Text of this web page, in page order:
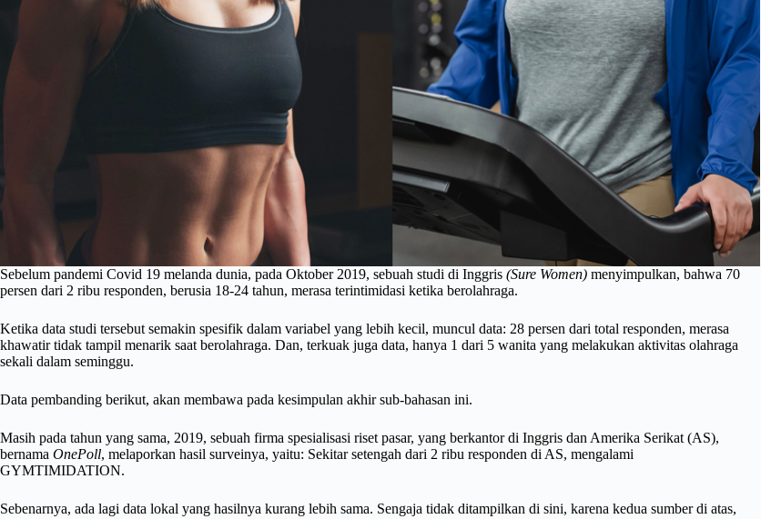
Sebelum pandemi Covid 19 melanda dunia, pada Oktober 2019, sebuah studi di Inggris (Sure Women) menyimpulkan, bahwa 70
persen dari 2 ribu responden, berusia 18-24 tahun, merasa terintimidasi ketika berolahraga.
Ketika data studi tersebut semakin spesifik dalam variabel yang lebih kecil, muncul data: 28 persen dari total responden, merasa
khawatir tidak tampil menarik saat berolahraga. Dan, terkuak juga data, hanya 1 dari 5 wanita yang melakukan aktivitas olahraga
sekali dalam seminggu.
Data pembanding berikut, akan membawa pada kesimpulan akhir sub-bahasan ini.
Masih pada tahun yang sama, 2019, sebuah firma spesialisasi riset pasar, yang berkantor di Inggris dan Amerika Serikat (AS),
bernama OnePoll, melaporkan hasil surveinya, yaitu: Sekitar setengah dari 2 ribu responden di AS, mengalami
GYMTIMIDATION.
Sebenarnya, ada lagi data lokal yang hasilnya kurang lebih sama. Sengaja tidak ditampilkan di sini, karena kedua sumber di atas,